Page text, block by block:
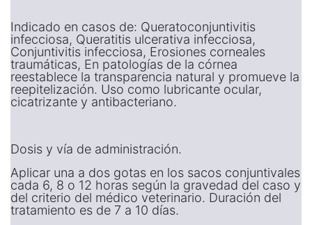
Indicado en casos de: Queratoconjuntivitis
infecciosa, Queratitis ulcerativa infecciosa,
Conjuntivitis infecciosa, Erosiones corneales
traumáticas, En patologías de la córnea
reestablece la transparencia natural y promueve la
reepitelización. Uso como lubricante ocular,
cicatrizante y antibacteriano.
Dosis y vía de administración.
Aplicar una a dos gotas en los sacos conjuntivales
cada 6, 8 o 12 horas según la gravedad del caso y
del criterio del médico veterinario. Duración del
tratamiento es de 7 a 10 días.